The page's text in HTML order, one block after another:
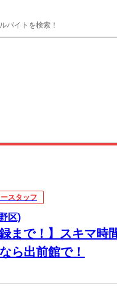
バイトを検索！
スタッフ
区)
まで！】スキマ時
ら出前館で！